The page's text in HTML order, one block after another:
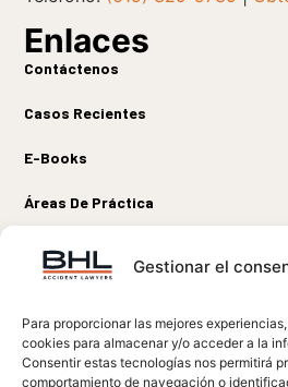
Gestionar el
Para proporcionar las mejores
cookies para almacenar y/o acceder a la
Consentir estas tecnologías nos permitirá
comportamiento de navegación o
Enlaces
Contáctenos
Casos Recientes
E-Books
Áreas De Práctica
Sobre Nosotros
Conectar
DESCARGO DE RESPONSABILIDAD
web es solo para fines informativos. La